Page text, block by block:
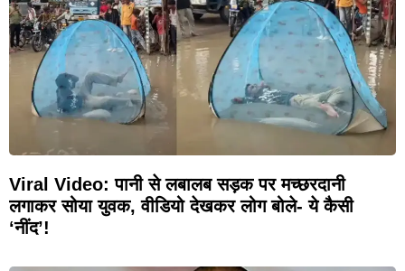
Viral Video: पानी से लबालब सड़क पर मच्छरदानी
लगाकर सोया युवक, वीडियो देखकर लोग बोले- ये कैसी
‘नींद’!